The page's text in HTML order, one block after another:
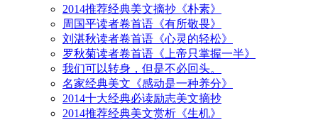
2014推荐经典美文摘抄《朴素》
周国平读者卷首语《有所敬畏》
刘湛秋读者卷首语《心灵的轻松》
罗秋菊读者卷首语《上帝只掌握一半》
我们可以转身，但是不必回头。
名家经典美文《感动是一种养分》
2014十大经典必读励志美文摘抄
2014推荐经典美文赏析《生机》